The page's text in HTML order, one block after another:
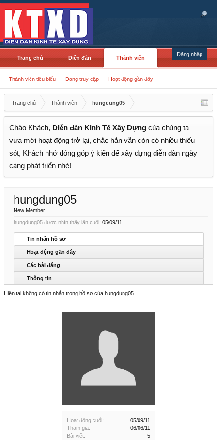
Đăng nhập
Trang chủ Diễn đàn Thành viên
Thành viên tiêu biểu Đang truy cập Hoạt động gần đây
Trang chủ Thành viên hungdung05
Chào Khách, Diễn đàn Kinh Tế Xây Dựng của chúng ta
vừa mới hoạt động trở lại, chắc hẳn vẫn còn có nhiều thiếu
sót, Khách nhớ đóng góp ý kiến để xây dựng diễn đàn ngày
càng phát triển nhé!
Hoạt động cuối:
05/09/11
Tham gia:
06/06/11
Bài viết:
5
hungdung05
New Member
hungdung05 được nhìn thấy lần cuối: 05/09/11
Tin nhắn hồ sơ
Hoạt động gần đây
Các bài đăng
Thông tin
Hiện tại không có tin nhắn trong hồ sơ của hungdung05.